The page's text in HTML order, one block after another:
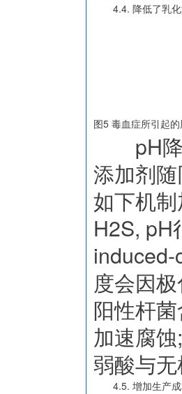
4.4. 降低了乳化
图5 毒血症所引起
pH降
添加剂
如下机
H2S, pH
度会因
阳性杆
加速腐
弱酸与
4.5. 增加生产成